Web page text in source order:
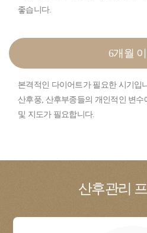
좋습니다.
6개월
본격적인 다이어트가 필요한 시기입
산후풍, 산후부종들의 개인적인 변수
및 지도가 필요합니다.
산후관리